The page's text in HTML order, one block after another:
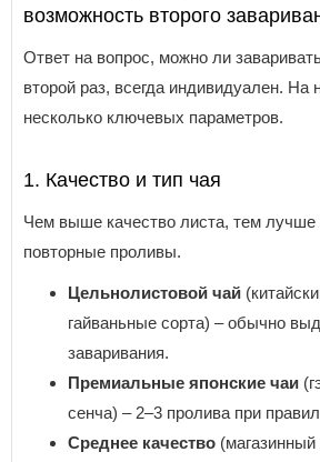
возможность второго
Ответ на вопрос, можно ли
второй раз, всегда индивидуален. На
несколько ключевых параметров.
1. Качество и тип чая
Чем выше качество листа, тем лучше
повторные проливы.
Цельнолистовой чай
гайваньные сорта) – обычно
заваривания.
Премиальные японские чаи
сенча) – 2–3 пролива при
Среднее качество